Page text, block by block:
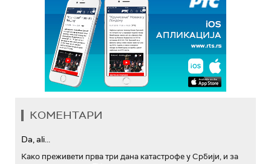
КОМЕНТАРИ
Da, ali...
Како преживети прва три дана катастрофе у Србији, и за